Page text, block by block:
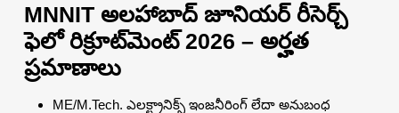
MNNIT అలహాబాద్ జూనియర్ రీసెర్చ్
ఫెలో రిక్రూట్‌మెంట్ 2026 – అర్హత
ప్రమాణాలు
ME/M.Tech. ఎలక్ట్రానిక్స్ ఇంజనీరింగ్ లేదా అనుబంధ